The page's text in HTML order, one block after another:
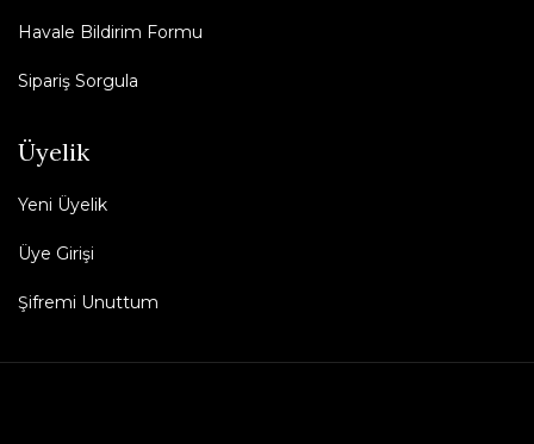
Havale Bildirim Formu
Sipariş Sorgula
Üyelik
Yeni Üyelik
Üye Girişi
Şifremi Unuttum